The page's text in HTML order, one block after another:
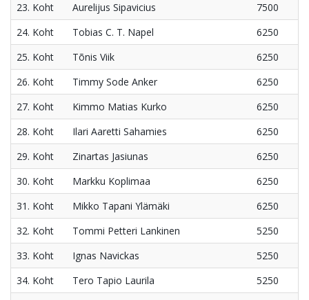
23. Koht
Aurelijus Sipavicius
7500
24. Koht
Tobias C. T. Napel
6250
25. Koht
Tõnis Viik
6250
26. Koht
Timmy Sode Anker
6250
27. Koht
Kimmo Matias Kurko
6250
28. Koht
Ilari Aaretti Sahamies
6250
29. Koht
Zinartas Jasiunas
6250
30. Koht
Markku Koplimaa
6250
31. Koht
Mikko Tapani Ylämäki
6250
32. Koht
Tommi Petteri Lankinen
5250
33. Koht
Ignas Navickas
5250
34. Koht
Tero Tapio Laurila
5250